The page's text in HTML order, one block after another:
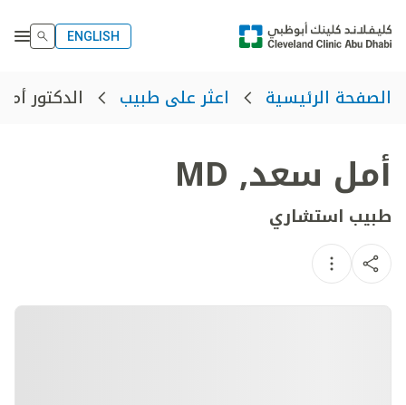
ENGLISH
الصفحة الرئيسية اعثر على طبيب الدكتور
أمل سعد,
MD
طبيب استشاري